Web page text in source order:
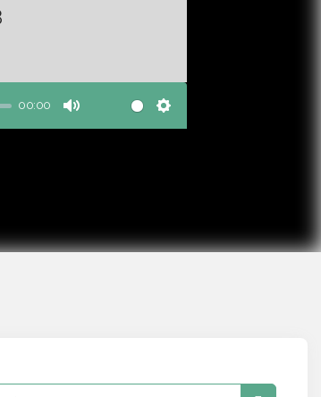
00:00
Mute Settings